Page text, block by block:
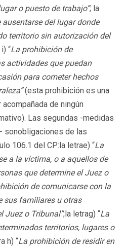
o puesto de trabajo”; la
del lugar donde
territorio sin autorización del
“La prohibición de
actividades que puedan
para cometer hechos
(esta prohibición es una
de ningún
Las segundas -medidas
sonobligaciones de las
106.1 del CP:la letrae) “La
a la víctima, o a aquellos de
que determine el Juez o
de comunicarse con la
sus familiares u otras
Juez o Tribunal”;la letrag) “La
territorios, lugares o
h) “La prohibición de residir en